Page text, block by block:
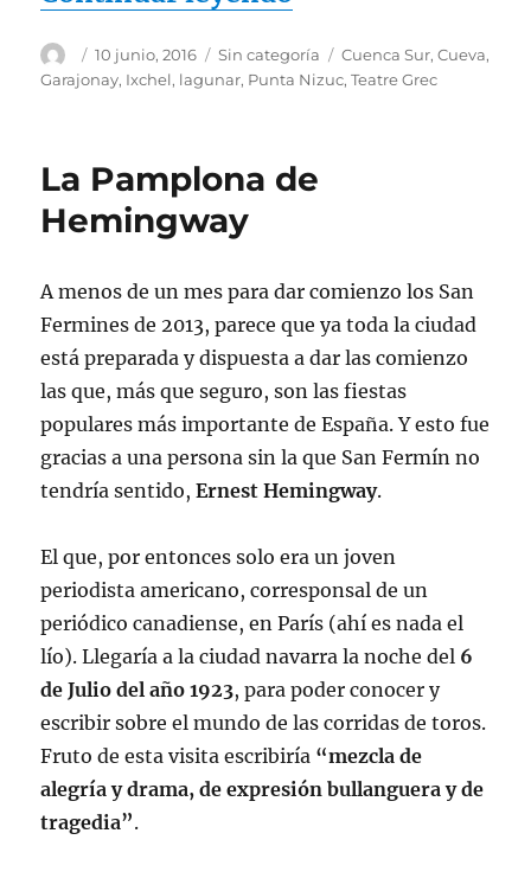
AutorPublicado
el
10 junio, 2016 Categorías
Sin categoría Etiquetas
Cuenca Sur,Cueva,
Garajonay, Ixchel, lagunar, Punta Nizuc,Teatre Grec
La Pamplona de
Hemingway
A menos de un mes para dar comienzo los San
Fermines de 2013, parece que ya toda la ciudad
está preparada y dispuesta a dar las comienzo
las que, más que seguro, son las fiestas
populares más importante de España. Y esto fue
gracias a una persona sin la que San Fermín no
tendría sentido,Ernest Hemingway.
El que, por entonces solo era un joven
periodista americano, corresponsal de un
periódico canadiense, en París (ahí es nada el
lío). Llegaría a la ciudad navarra la noche del 6
de Julio del año 1923, para poder conocer y
escribir sobre el mundo de las corridas de toros.
Fruto de esta visita escribiría “mezcla de
alegría y drama, de expresión bullanguera y de
tragedia”.